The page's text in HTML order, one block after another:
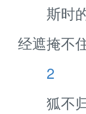
斯时的
经遮掩不
2
狐不归